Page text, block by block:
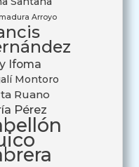
Arroyo
Ifoma
Montoro
Ruano
Pérez